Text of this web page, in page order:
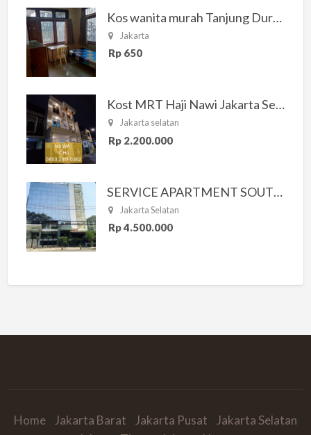
Kos wanita murah Tanjung Duren Jakarta Barat
Jakarta
Rp 650
Kost MRT Haji Nawi Jakarta Selatan
Jakarta selatan
Rp 2.200.000
SERVICE APARTMENT SOUTH RESIDENCE
Jakarta Selatan
Rp 4.500.000
Home Jakarta Barat Jakarta Pusat
Jakarta Selatan